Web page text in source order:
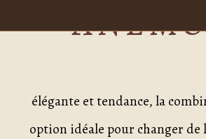
élégante et tendance, la
option idéale pour changer de